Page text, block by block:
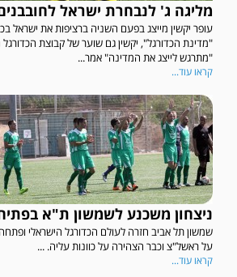
מליגה ג' לנבחרת ישראל
עופר יקשין מייצג בפעם השניה ברציפות את ישראל
"מדינת הכדורגל", יקשין גם שוער של קבוצת
"מתרגש לייצג את המדינה" אמר...
קראו עוד...
ניצחון משכנע לשמשון ת"א
על ראשל"צ וכבר הצהירה על כוונות עליה. ...
קראו עוד...